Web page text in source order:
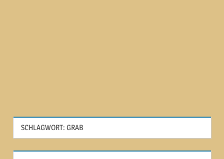
SCHLAGWORT: GRAB